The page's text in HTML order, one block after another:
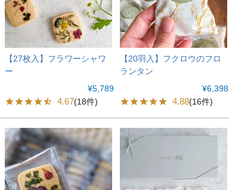
【27枚入】フラワーシャワ
ー
¥5,789
4.67(18件)
【20羽入】フクロウのフロ
ランタン
¥6,398
4.88(16件)